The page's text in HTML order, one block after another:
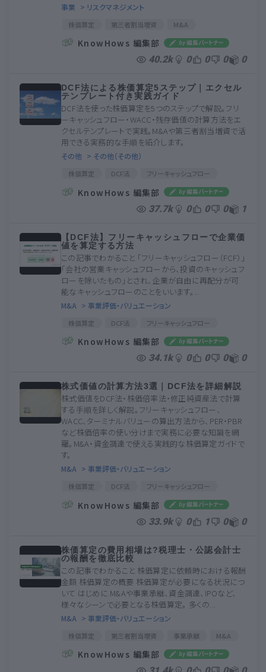
事業 > リスクマネジメント
株価算定 第三者割当増資
M&A
修正純資産法
贈与税 債務超過
DES
清算価値
KnowHows 編集部
40.2k 0 0 0 0
DCF法による株価算定5ステップ｜エクセル
テンプレート付き実践ガイド
DCF法を使った株価算定を5つのステップで解説。フリ
ーキャッシュフロー・WACC・残存価値の計算方法をエ
クセルテンプレートで実践。M&Aや第三者割当増資で活
用できる実務的な手順を紹介します。
その他 > その他（その他）
株価算定 DCF法
フリーキャッシュフロー
WACC
株式価値 エクセル
KnowHows 編集部
37.7k 0 0 0 1
【DCF法】フリーキャッシュフローで企業価
値を算定する方法
この記事でわかること 「フリーキャッシュフロー（FCF）」
「会社の営業キャッシュフローから、投資のキャッシュフ
ローを除いたもの」とされ、企業が自由に再配分が可
能なキャッシュフローのことをいいます。...
M&A > 事業評価・バリュエーション
株価算定 DCF法
フリーキャッシュフロー
割引率
FCFF
KnowHows 編集部
34.1k 0 0 0 0
株式価値の計算方法3選｜DCF法を詳細解説
株式価値をDCF法・株価倍率法・修正純資産法で計算
する手順を詳しく解説。フリーキャッシュフロー、
WACC、ターミナルバリューの算出方法から、PER・PBR
など株価倍率の使い分けまで実務に必要な知識を網
羅。M&A・資金調達で使える実践的な株価算定ガイドで
す。
M&A > 事業評価・バリュエーション
株価算定 DCF法
フリーキャッシュフロー
WACC
事業価値
企業価値
株価倍率法
修正純資産法
ターミナルバリュー PER
PBR
DCF法
フリーキャッシュフロー WACC
EV
事業価値
企業価値 株式価値
株価倍率法
修正純資産法
債権者価値
ターミナルバリュー
PER
PBR PSR PCFR PEGレシオ
KnowHows 編集部
33.9k 0 1 0 0
株価算定の費用相場は?税理士・公認会計士
の報酬を徹底比較
この記事でわかること 株価算定に依頼時における報酬
金額 株価算定の概要 株価算定が必要になる状況につ
いて はじめに M&Aや事業承継、資金調達、IPOなど、
様々なシーンで必要となる株価算定。 多くの...
M&A > 事業評価・バリュエーション
株価算定 第三者割当増資 事業承継
M&A
資金調達
株価算定書 税理士 選び方
KnowHows 編集部